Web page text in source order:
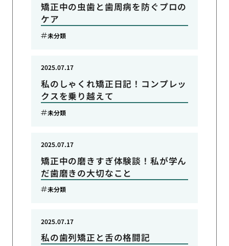
矯正中の虫歯と歯周病を防ぐプロの
ケア
未分類
私のしゃくれ矯正日記！コンプレッ
クスを乗り越えて
2025.07.17
未分類
矯正中の磨きすぎ体験談！私が学ん
だ歯磨きの大切なこと
2025.07.17
未分類
私の歯列矯正と舌の格闘記
2025.07.17